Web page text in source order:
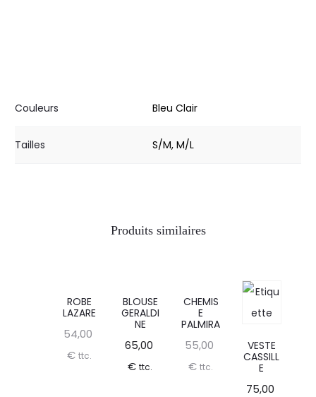
Couleurs Bleu Clair
Tailles S/M, M/L
Produits similaires
ROBE
LAZARE
54,00
€ ttc.
BLOUSE
GERALDI
NE
65,00
€ ttc.
CHEMIS
E
PALMIRA
55,00
€ ttc.
VESTE
CASSILL
E
75,00